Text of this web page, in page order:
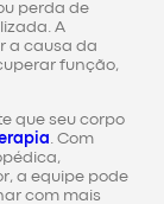
perda de
A
a causa da
função,
que seu corpo
. Com
a equipe pode
com mais